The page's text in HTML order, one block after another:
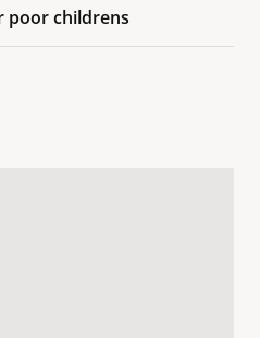
poor childrens